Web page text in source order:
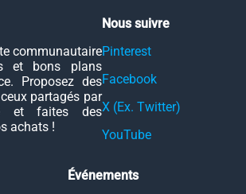
communautaire
et bons plans
Proposez des
partagés par
et faites des
achats !
Nous suivre
Pinterest
Facebook
X (Ex. Twitter)
YouTube
Événements